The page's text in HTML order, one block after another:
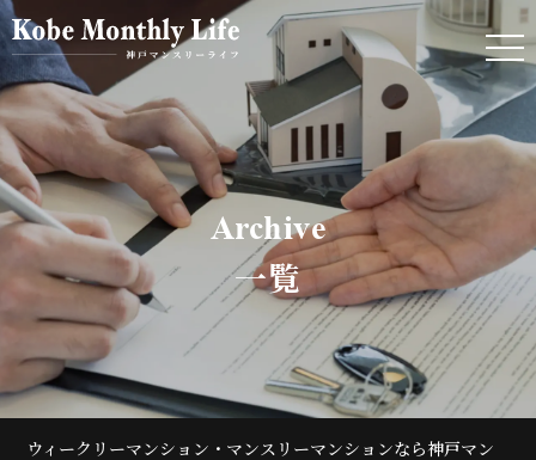
Archive
一覧
ウィークリーマンション・マンスリーマンションなら神戸マン